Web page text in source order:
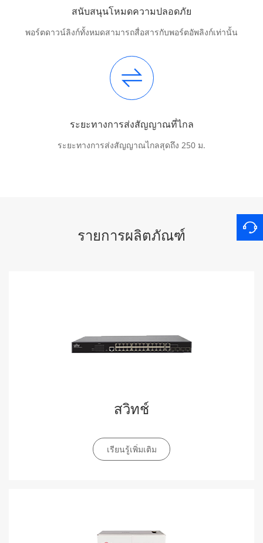
สนับสนุนโหมดความปลอดภัย
พอร์ตดาวน์ลิงก์ทั้งหมดสามารถสื่อสารกับพอร์ตอัพลิงก์เท่านั้น
ระยะทางการส่งสัญญาณที่ไกล
ระยะทางการส่งสัญญาณไกลสุดถึง 250 ม.
รายการผลิตภัณฑ์
สวิทช์
เรียนรู้เพิ่มเติม